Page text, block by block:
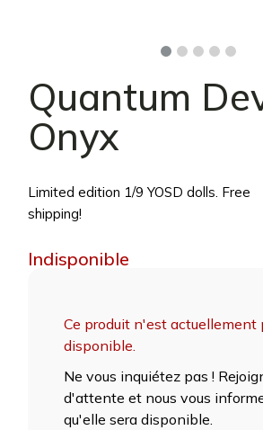
Quantum
Onyx
Limited edition 1/9 YOSD dolls. Free
shipping!
Indisponible
Ce produit n'est actuellement
disponible.
Ne vous inquiétez pas !
d'attente et nous vous
qu'elle sera disponible.